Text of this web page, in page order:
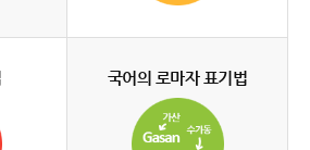
국어의 로마자 표기법